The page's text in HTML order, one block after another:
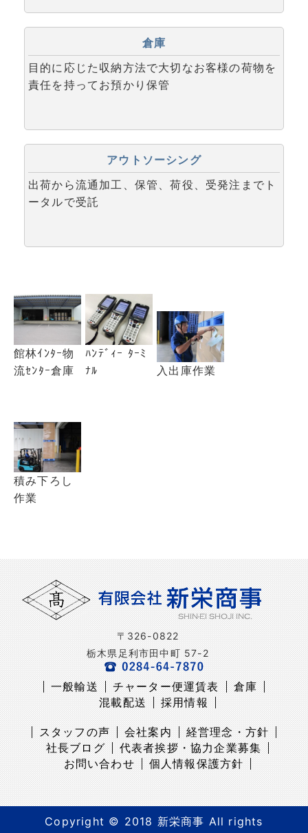
倉庫
目的に応じた収納方法で大切なお客様の荷物を
責任を持ってお預かり保管
アウトソーシング
出荷から流通加工、保管、荷役、受発注までト
ータルで受託
館林ｲﾝﾀｰ物
流ｾﾝﾀｰ倉庫
ﾊﾝﾃﾞｨｰ ﾀｰﾐ
ﾅﾙ
入出庫作業
積み下ろし
作業
〒326-0822
栃木県足利市田中町 57-2
一般輸送 チャーター便運賃表
倉庫
混載配送
採用情報
スタッフの声 会社案内
経営理念・方針
社長ブログ
代表者挨拶・協力企業募集
お問い合わせ
個人情報保護方針
Copyright © 2018 新栄商事 All rights